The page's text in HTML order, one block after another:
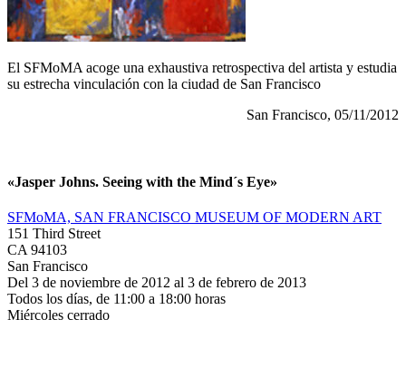
El SFMoMA acoge una exhaustiva retrospectiva del artista y estudia
su estrecha vinculación con la ciudad de San Francisco
San Francisco, 05/11/2012
«Jasper Johns. Seeing with the Mind´s Eye»
SFMoMA, SAN FRANCISCO MUSEUM OF MODERN ART
151 Third Street
CA 94103
San Francisco
Del 3 de noviembre de 2012 al 3 de febrero de 2013
Todos los días, de 11:00 a 18:00 horas
Miércoles cerrado